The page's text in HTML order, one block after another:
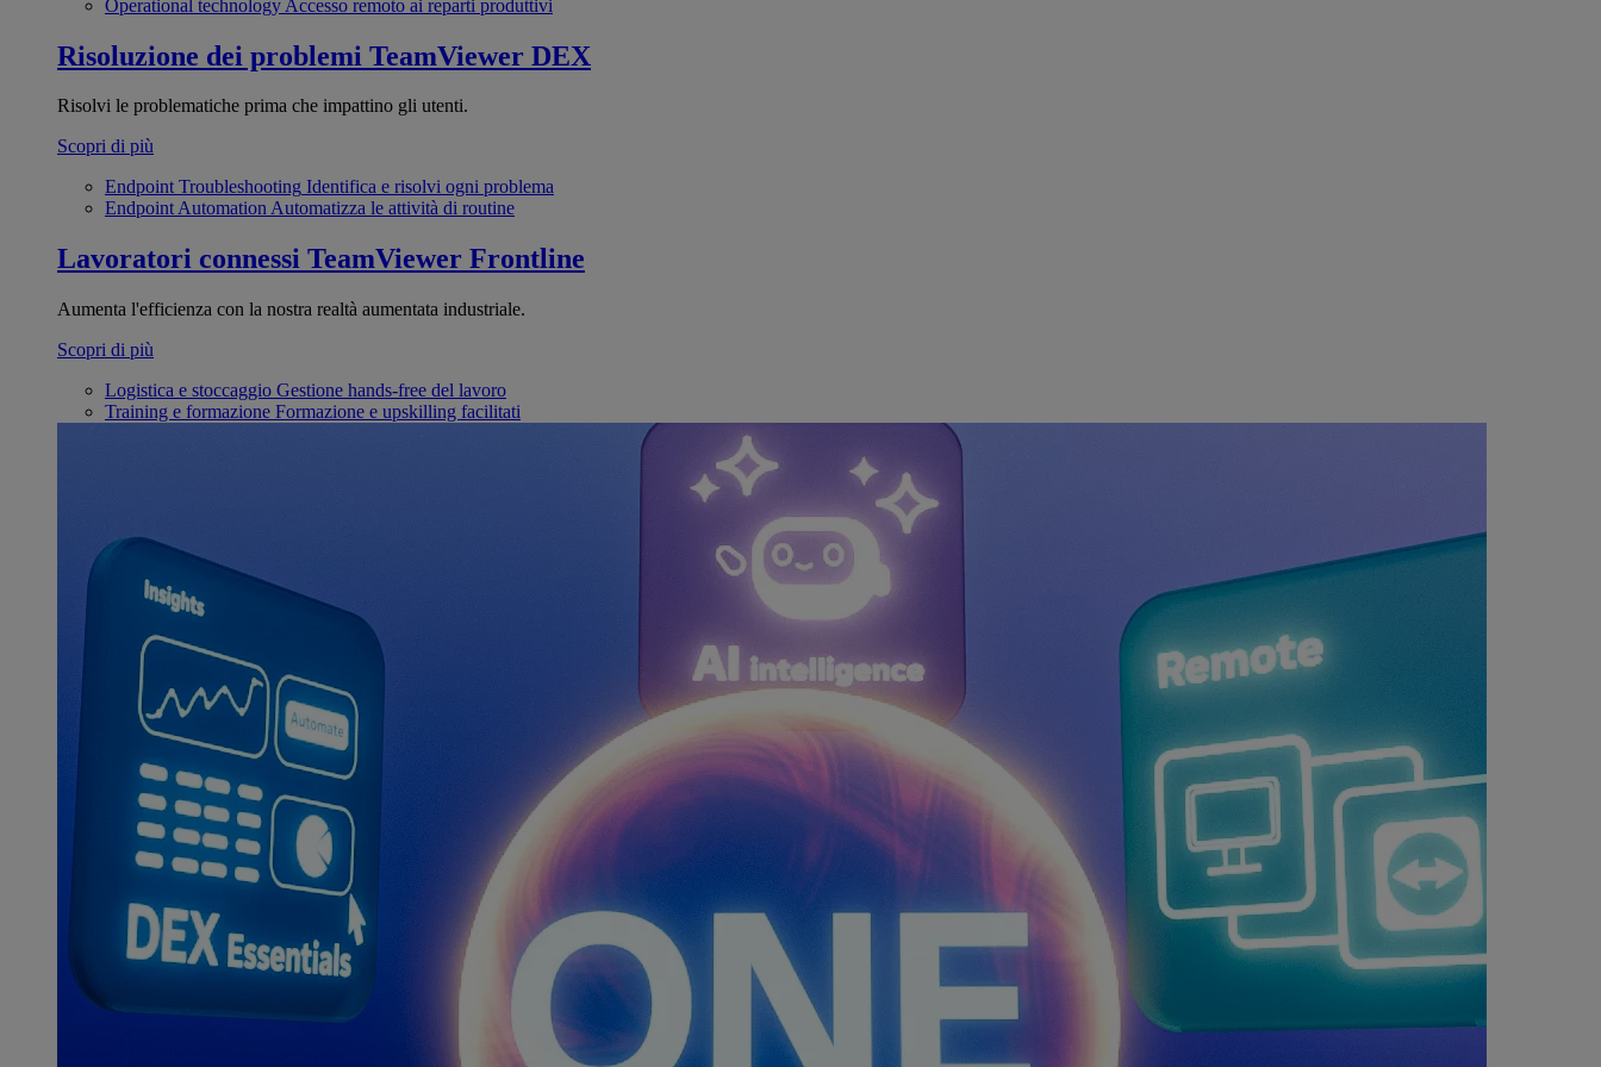
Operational technology Accesso remoto ai reparti produttivi
Risoluzione dei problemi TeamViewer DEX
Risolvi le problematiche prima che impattino gli utenti.
Scopri di più
Endpoint Troubleshooting Identifica e risolvi ogni problema
Endpoint AutomationAutomatizza le attività di routine
Lavoratori connessi TeamViewer Frontline
Aumenta l'efficienza con la nostra realtà aumentata industriale.
Scopri di più
Logistica e stoccaggio Gestione hands-free del lavoro
Training e formazione Formazione e upskilling facilitati